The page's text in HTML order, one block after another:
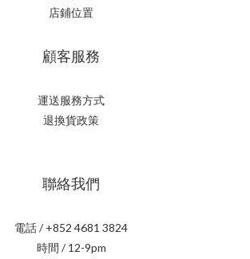
店鋪位置
顧客服務
運送服務方式
退換貨政策
聯絡我們
電話 / +852 4681 3824
時間 / 12-9pm